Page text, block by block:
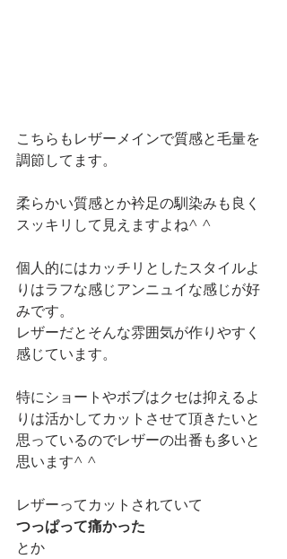
こちらもレザーメインで質感と毛量を
調節してます。
柔らかい質感とか衿足の馴染みも良く
スッキリして見えますよね^ ^
個人的にはカッチリとしたスタイルよ
りはラフな感じアンニュイな感じが好
みです。
レザーだとそんな雰囲気が作りやすく
感じています。
特にショートやボブはクセは抑えるよ
りは活かしてカットさせて頂きたいと
思っているのでレザーの出番も多いと
思います^ ^
レザーってカットされていて
つっぱって痛かった
とか